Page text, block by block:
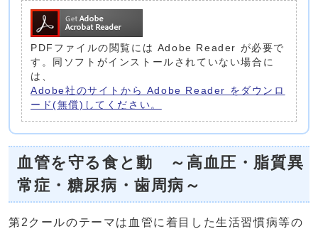
PDFファイルの閲覧には Adobe Reader が必要で
す。同ソフトがインストールされていない場合に
は、
Adobe社のサイトから Adobe Reader をダウンロ
ード(無償)してください。
血管を守る食と動 ～高血圧・脂質異
常症・糖尿病・歯周病～
第2クールのテーマは血管に着目した生活習慣病等の